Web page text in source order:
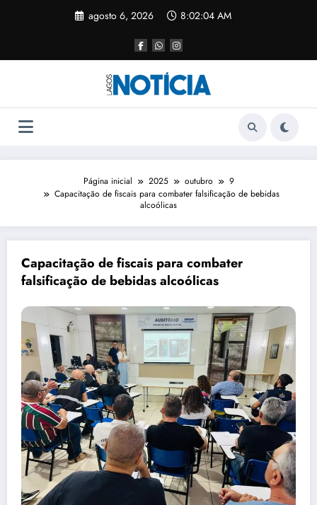
agosto 6, 2026 8:02:04 AM
Página inicial 2025 outubro
9
Capacitação de fiscais para combater falsificação de bebidas
alcoólicas
Capacitação de fiscais para combater
falsificação de bebidas alcoólicas